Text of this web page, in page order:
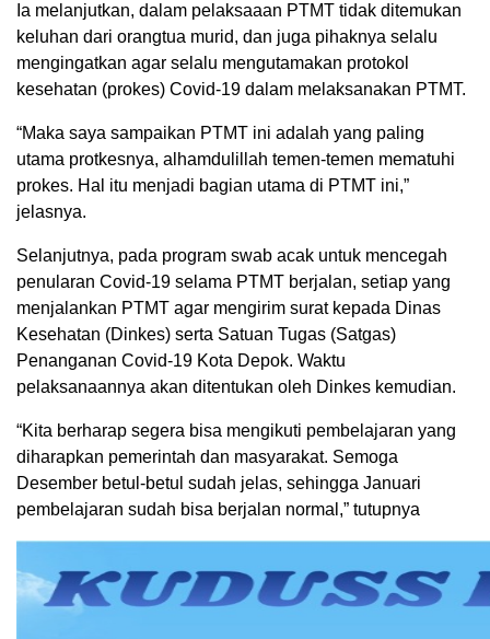
Ia melanjutkan, dalam pelaksaaan PTMT tidak ditemukan
keluhan dari orangtua murid, dan juga pihaknya selalu
mengingatkan agar selalu mengutamakan protokol
kesehatan (prokes) Covid-19 dalam melaksanakan PTMT.
“Maka saya sampaikan PTMT ini adalah yang paling
utama protkesnya, alhamdulillah temen-temen mematuhi
prokes. Hal itu menjadi bagian utama di PTMT ini,”
jelasnya.
Selanjutnya, pada program swab acak untuk mencegah
penularan Covid-19 selama PTMT berjalan, setiap yang
menjalankan PTMT agar mengirim surat kepada Dinas
Kesehatan (Dinkes) serta Satuan Tugas (Satgas)
Penanganan Covid-19 Kota Depok. Waktu
pelaksanaannya akan ditentukan oleh Dinkes kemudian.
“Kita berharap segera bisa mengikuti pembelajaran yang
diharapkan pemerintah dan masyarakat. Semoga
Desember betul-betul sudah jelas, sehingga Januari
pembelajaran sudah bisa berjalan normal,” tutupnya